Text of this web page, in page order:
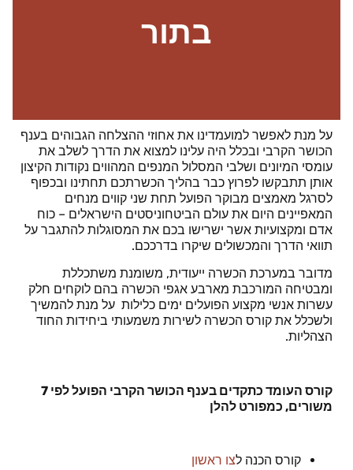
בתור
על מנת לאפשר למועמדינו את אחוזי ההצלחה הגבוהים בענף
הכושר הקרבי ובכלל היה עלינו למצוא את הדרך לשלב את
עומסי המיונים ושלבי המסלול המנפים המהווים נקודות הקיצון
אותן תתבקשו לפרוץ כבר בהליך הכשרתכם תחתינו ובכפוף
לסרגל מאמצים מבוקר הפועל תחת שני קווים מנחים
המאפיינים היום את עולם הביטחוניסטים הישראלים – כוח
אדם ומקצועיות אשר ישרישו בכם את המסוגלות להתגבר על
תוואי הדרך והמכשולים שיקרו בדרככם.
מדובר במערכת הכשרה ייעודית, משומנת משתכללת
ומבטיחה המורכבת מארבע אגפי הכשרה בהם לוקחים חלק
עשרות אנשי מקצוע הפועלים ימים כלילות על מנת להמשיך
ולשכלל את קורס הכשרה לשירות משמעותי ביחידות החוד
הצהליות.
קורס העומד כתקדים בענף הכושר הקרבי הפועל לפי 7
משורים, כמפורט להלן
קורס הכנה לצו ראשון